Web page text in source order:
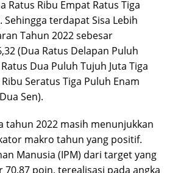
Ratus Ribu Empat Ratus Tiga
Sehingga terdapat Sisa Lebih
Tahun 2022 sebesar
(Dua Ratus Delapan Puluh
Dua Puluh Tujuh Juta Tiga
Seratus Tiga Puluh Enam
Sen).
tahun 2022 masih menunjukkan
makro tahun yang positif.
Manusia (IPM) dari target yang
70,87 poin, terealisasi pada angka